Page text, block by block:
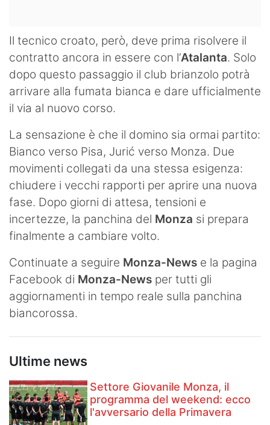
Il tecnico croato, però, deve prima risolvere il
contratto ancora in essere con l’Atalanta. Solo
dopo questo passaggio il club brianzolo potrà
arrivare alla fumata bianca e dare ufficialmente
il via al nuovo corso.
La sensazione è che il domino sia ormai partito:
Bianco verso Pisa, Jurić verso Monza. Due
movimenti collegati da una stessa esigenza:
chiudere i vecchi rapporti per aprire una nuova
fase. Dopo giorni di attesa, tensioni e
incertezze, la panchina del Monza si prepara
finalmente a cambiare volto.
Continuate a seguire Monza-News e la pagina
Facebook di Monza-News per tutti gli
aggiornamenti in tempo reale sulla panchina
biancorossa.
Ultime news
Settore Giovanile Monza, il
programma del weekend: ecco
l'avversario della Primavera